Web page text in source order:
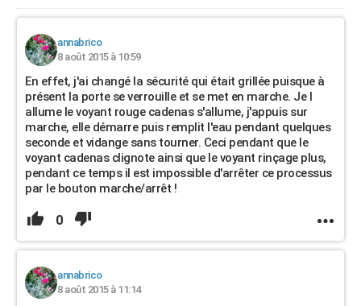
annabrico
8 août 2015 à 10:59
En effet, j'ai changé la sécurité qui était grillée puisque à
présent la porte se verrouille et se met en marche. Je l
allume le voyant rouge cadenas s'allume, j'appuis sur
marche, elle démarre puis remplit l'eau pendant quelques
seconde et vidange sans tourner. Ceci pendant que le
voyant cadenas clignote ainsi que le voyant rinçage plus,
pendant ce temps il est impossible d'arrêter ce processus
par le bouton marche/arrêt !
0
annabrico
8 août 2015 à 11:14